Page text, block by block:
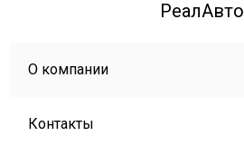
РеалАвто
О компании
Контакты